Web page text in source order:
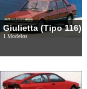
Giulietta (Tipo 116)
1 Modelos